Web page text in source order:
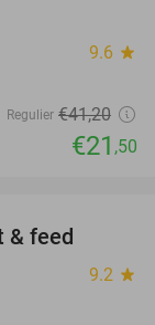
9.6 star
Regulier €41,20
€21 ,50
& feed
9.2 star